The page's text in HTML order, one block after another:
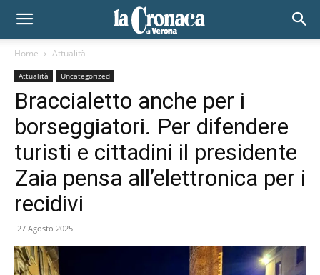
Home Attualità
Attualità Uncategorized
Braccialetto anche per i
borseggiatori. Per difendere
turisti e cittadini il presidente
Zaia pensa all’elettronica per i
recidivi
27 Agosto 2025